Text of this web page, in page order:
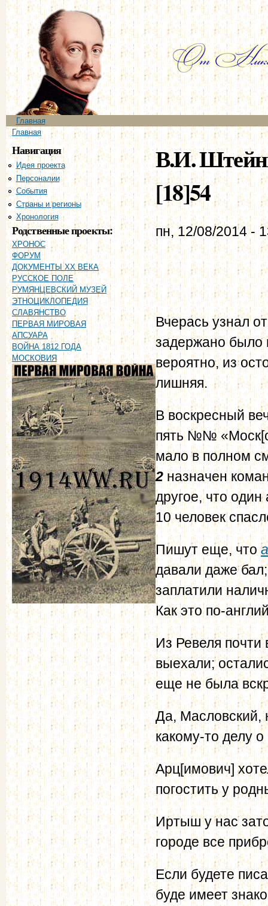
Главное меню
Главная
Вы здесь
Главная
Навигация
Идея проекта
Персоналии
События
Страны и регионы
Хронология
Родственные проекты:
ХРОНОС
ФОРУМ
ДОКУМЕНТЫ XX ВЕКА
РУССКОЕ ПОЛЕ
РУМЯНЦЕВСКИЙ МУЗЕЙ
ЭТНОЦИКЛОПЕДИЯ
СЛАВЯНСТВО
ПЕРВАЯ МИРОВАЯ
АПСУАРА
ВОЙНА 1812 ГОДА
МОСКОВИЯ
В.И.
[18]54
пн, 12/08/2014 -
Вчерась узнал
задержано было
вероятно, из
лишняя.
В воскресный
пять №№
мало в полном
2назначен
другое, что
10 человек
Пишут еще, что
давали даже
заплатили
Как это по-
Из Ревеля почти
выехали;
еще не была
Да, Масловский,
какому-то делу
Арц[имович]
погостить у
Иртыш у нас
городе все
Если будете
буде имеет